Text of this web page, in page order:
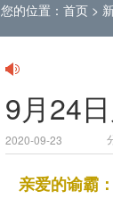
您的位置： 首页 >
9月24
2020-09-23
亲爱的谕霸：